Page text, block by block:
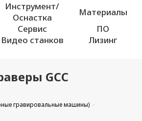
Инструмент/
Оснастка
Материалы
Сервис
ПО
Видео станков Лизинг
GCC
гравировальные машины)